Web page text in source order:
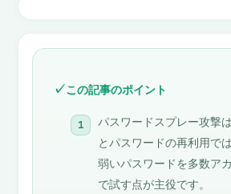
この記事のポイント
パスワードスプレー攻撃
とパスワードの再利用で
弱いパスワードを多数ア
で試す点が主役です。